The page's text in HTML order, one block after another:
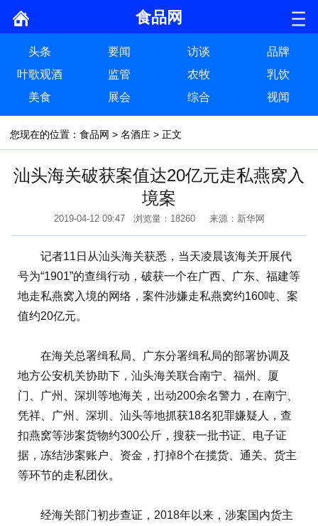
食品网
头条 要闻 访谈
品牌
叶歌观酒
监管 农牧
乳饮
美食
展会 综合 视闻
您现在的位置： 食品网 > 名酒庄 > 正文
汕头海关破获案值达20亿元走私燕窝入
境案
2019-04-12 09:47 浏览量：18260 来源：新华网
记者11日从汕头海关获悉，当天凌晨该海关开展代
号为“1901”的查缉行动，破获一个在广西、广东、福建等
地走私燕窝入境的网络，案件涉嫌走私燕窝约160吨、案
值约20亿元。
在海关总署缉私局、广东分署缉私局的部署协调及
地方公安机关协助下，汕头海关联合南宁、福州、厦
门、广州、深圳等地海关，出动200余名警力，在南宁、
凭祥、广州、深圳、汕头等地抓获18名犯罪嫌疑人，查
扣燕窝等涉案货物约300公斤，搜获一批书证、电子证
据，冻结涉案账户、资金，打掉8个在揽货、通关、货主
等环节的走私团伙。
经海关部门初步查证，2018年以来，涉案国内货主